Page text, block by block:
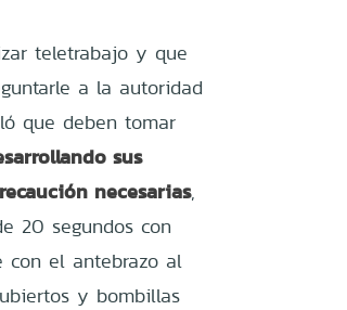
teletrabajo y que
a la autoridad
que deben tomar
sus
necesarias,
20 segundos con
con el antebrazo al
y bombillas